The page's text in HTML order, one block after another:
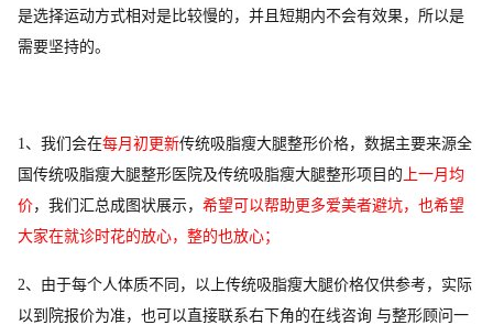
是选择运动方式相对是比较慢的，并且短期内不会有效果，所以是
需要坚持的。
1、我们会在每月初更新传统吸脂瘦大腿整形价格，数据主要来源全
国传统吸脂瘦大腿整形医院及传统吸脂瘦大腿整形项目的 上一月均
价，我们汇总成图状展示， 希望可以帮助更多爱美者避坑，也希望
大家在就诊时花的放心，整的也放心；
2、由于每个人体质不同，以上传统吸脂瘦大腿价格仅供参考，实际
以到院报价为准，也可以直接联系右下角的在线咨询 与整形顾问一